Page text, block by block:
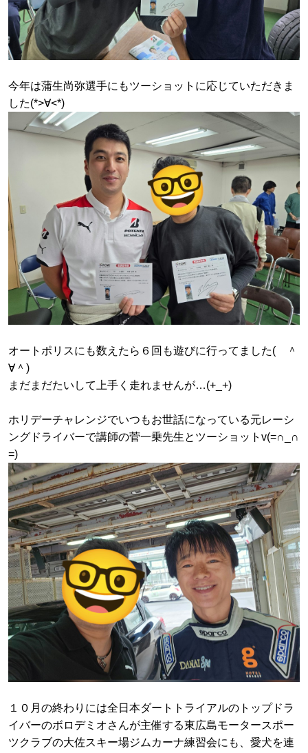
今年は蒲生尚弥選手にもツーショットに応じていただきま
した(*>∀<*)
オートポリスにも数えたら６回も遊びに行ってました( ＾
∀＾)
まだまだたいして上手く走れませんが…(+_+)
ホリデーチャレンジでいつもお世話になっている元レーシ
ングドライバーで講師の菅一乗先生とツーショットv(=∩_∩
=)
１０月の終わりには全日本ダートトライアルのトップドラ
イバーのボロデミオさんが主催する東広島モータースポー
ツクラブの大佐スキー場ジムカーナ練習会にも、愛犬を連